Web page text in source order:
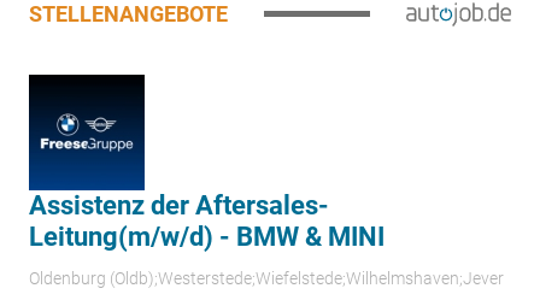
STELLENANGEBOTE
Assistenz der Aftersales-
Leitung(m/w/d) - BMW & MINI
Oldenburg (Oldb);Westerstede;Wiefelstede;Wilhelmshaven;Jever